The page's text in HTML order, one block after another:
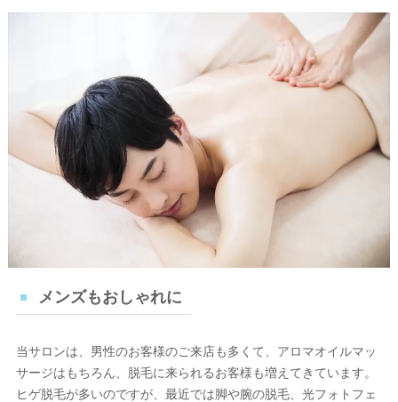
メンズもおしゃれに
当サロンは、男性のお客様のご来店も多くて、アロマオイルマッ
サージはもちろん、脱毛に来られるお客様も増えてきています。
ヒゲ脱毛が多いのですが、最近では脚や腕の脱毛、光フォトフェ